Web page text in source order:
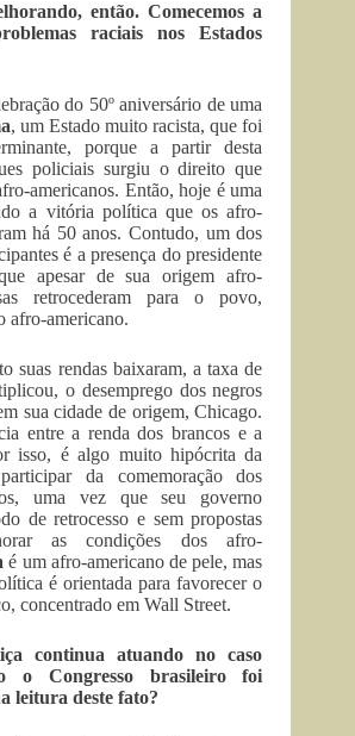
então. Comecemos a
raciais nos Estados
do 50º aniversário de uma
, um Estado muito racista, que foi
porque a partir desta
policiais surgiu o direito que
americanos. Então, hoje é uma
a vitória política que os afro-
há 50 anos. Contudo, um dos
é a presença do presidente
apesar de sua origem afro-
retrocederam para o povo,
afro-americano.
suas rendas baixaram, a taxa de
o desemprego dos negros
sua cidade de origem, Chicago.
entre a renda dos brancos e a
isso, é algo muito hipócrita da
da comemoração dos
uma vez que seu governo
de retrocesso e sem propostas
as condições dos afro-
é um afro-americano de pele, mas
é orientada para favorecer o
concentrado em Wall Street.
continua atuando no caso
o Congresso brasileiro foi
leitura deste fato?